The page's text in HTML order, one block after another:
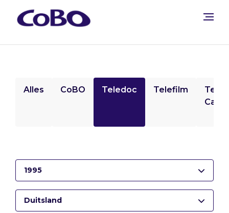
Alles CoBO Teledoc Telefilm
1995
Duitsland